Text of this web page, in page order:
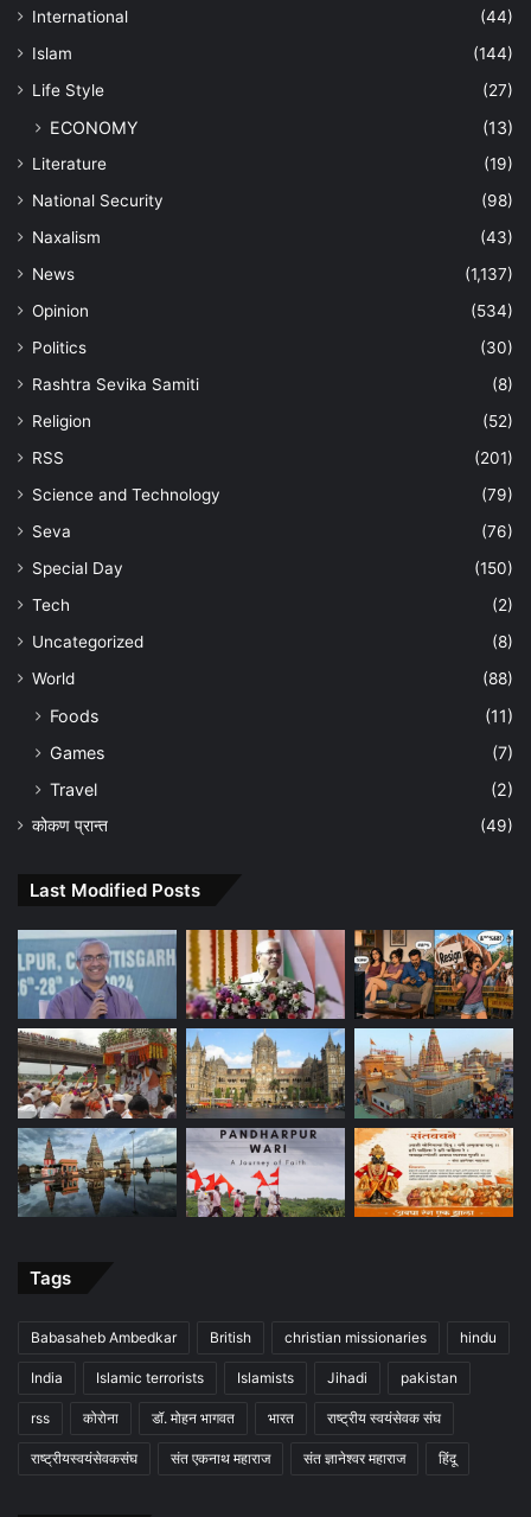
International
(44)
Islam
(144)
Life Style
(27)
ECONOMY (13)
Literature
(19)
National Security
(98)
Naxalism
(43)
News
(1,137)
Opinion
(534)
Politics
(30)
Rashtra Sevika Samiti
(8)
Religion
(52)
RSS
(201)
Science and Technology
(79)
Seva
(76)
Special Day
(150)
Tech
(2)
Uncategorized
(8)
World
(88)
Foods
(11)
Games
(7)
Travel
(2)
कोकण प्रान्त (49)
Last Modified Posts
Tags
Babasaheb Ambedkar British christian missionaries hindu
India Islamic terrorists Islamists Jihadi pakistan
rss कोरोना डॉ. मोहन भागवत भारत राष्ट्रीय स्वयंसेवक संघ
राष्ट्रीयस्वयंसेवकसंघ संत एकनाथ महाराज संत ज्ञानेश्वर महाराज हिंदू